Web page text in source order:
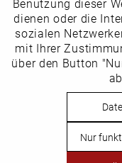
Newsletter
vom Newsletter
Marketing
Tracking
Benutzung dieser
dienen oder die
sozialen
mit Ihrer
über den Button
Nur